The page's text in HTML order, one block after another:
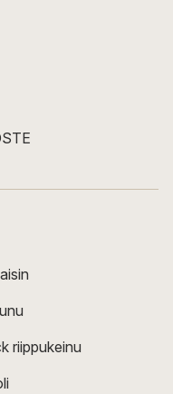
riippukeinu